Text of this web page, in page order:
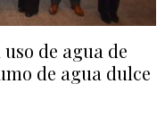
de agua de
de agua dulce